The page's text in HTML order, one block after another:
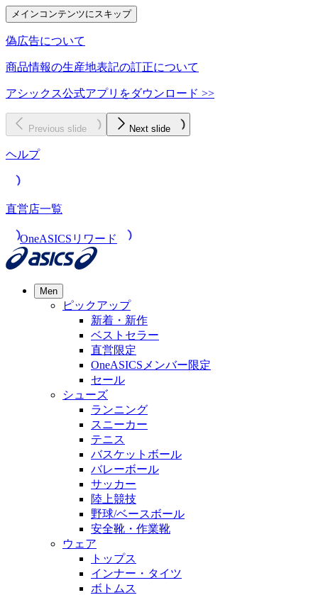
メインコンテンツにスキップ
偽広告について
商品情報の生産地表記の訂正について
アシックス公式アプリをダウンロード >>
Previous slide Next slide
ヘルプ
直営店一覧
OneASICSリワード
Men
ピックアップ
新着・新作
ベストセラー
直営限定
OneASICSメンバー限定
セール
シューズ
ランニング
スニーカー
テニス
バスケットボール
バレーボール
サッカー
陸上競技
野球/ベースボール
安全靴・作業靴
ウェア
トップス
インナー・タイツ
ボトムス